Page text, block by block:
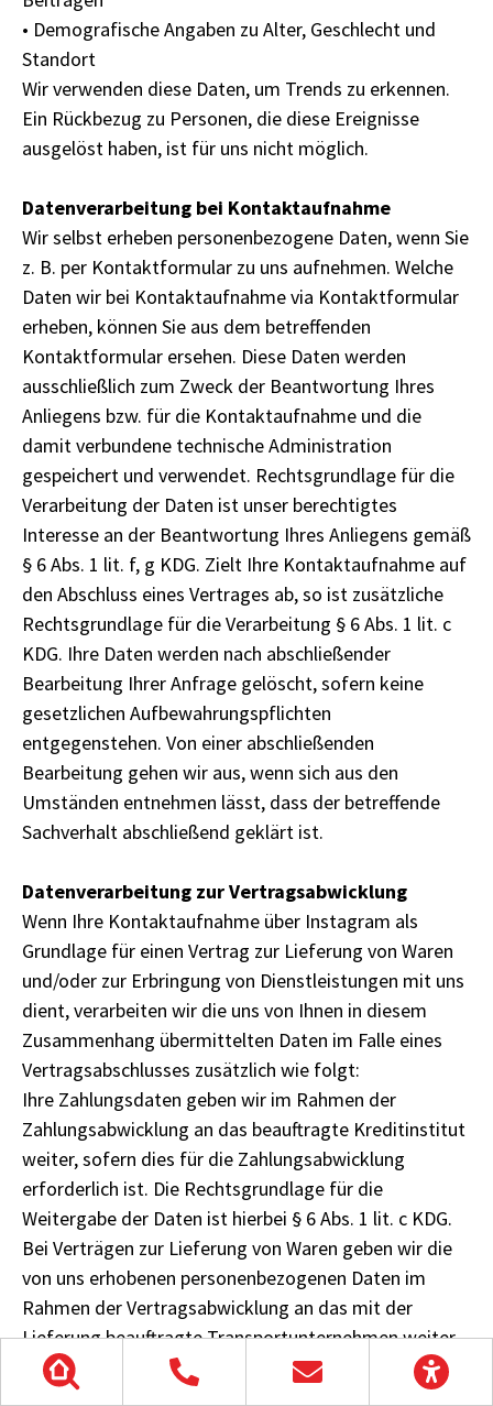
• Demografische Angaben zu Alter, Geschlecht und
Standort
Wir verwenden diese Daten, um Trends zu erkennen.
Ein Rückbezug zu Personen, die diese Ereignisse
ausgelöst haben, ist für uns nicht möglich.
Datenverarbeitung bei Kontaktaufnahme
Wir selbst erheben personenbezogene Daten, wenn Sie
z. B. per Kontaktformular zu uns aufnehmen. Welche
Daten wir bei Kontaktaufnahme via Kontaktformular
erheben, können Sie aus dem betreffenden
Kontaktformular ersehen. Diese Daten werden
ausschließlich zum Zweck der Beantwortung Ihres
Anliegens bzw. für die Kontaktaufnahme und die
damit verbundene technische Administration
gespeichert und verwendet. Rechtsgrundlage für die
Verarbeitung der Daten ist unser berechtigtes
Interesse an der Beantwortung Ihres Anliegens gemäß
§ 6 Abs. 1 lit. f, g KDG. Zielt Ihre Kontaktaufnahme auf
den Abschluss eines Vertrages ab, so ist zusätzliche
Rechtsgrundlage für die Verarbeitung § 6 Abs. 1 lit. c
KDG. Ihre Daten werden nach abschließender
Bearbeitung Ihrer Anfrage gelöscht, sofern keine
gesetzlichen Aufbewahrungspflichten
entgegenstehen. Von einer abschließenden
Bearbeitung gehen wir aus, wenn sich aus den
Umständen entnehmen lässt, dass der betreffende
Sachverhalt abschließend geklärt ist.
Datenverarbeitung zur Vertragsabwicklung
Wenn Ihre Kontaktaufnahme über Instagram als
Grundlage für einen Vertrag zur Lieferung von Waren
und/oder zur Erbringung von Dienstleistungen mit uns
dient, verarbeiten wir die uns von Ihnen in diesem
Zusammenhang übermittelten Daten im Falle eines
Vertragsabschlusses zusätzlich wie folgt:
Ihre Zahlungsdaten geben wir im Rahmen der
Zahlungsabwicklung an das beauftragte Kreditinstitut
weiter, sofern dies für die Zahlungsabwicklung
erforderlich ist. Die Rechtsgrundlage für die
Weitergabe der Daten ist hierbei § 6 Abs. 1 lit. c KDG.
Bei Verträgen zur Lieferung von Waren geben wir die
von uns erhobenen personenbezogenen Daten im
Rahmen der Vertragsabwicklung an das mit der
Lieferung beauftragte Transportunternehmen weiter,
soweit dies zur Lieferung der Ware erforderlich ist.